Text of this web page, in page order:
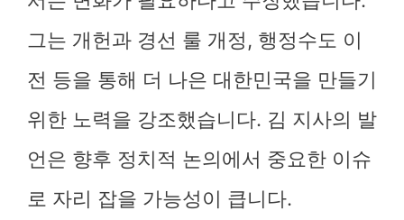
그는 개헌과 경선 룰 개정, 행정수도 이
전 등을 통해 더 나은 대한민국을 만들기
위한 노력을 강조했습니다. 김 지사의 발
언은 향후 정치적 논의에서 중요한 이슈
로 자리 잡을 가능성이 큽니다.